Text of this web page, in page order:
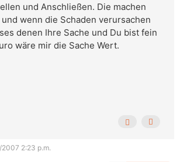
und Anschließen. Die machen
wenn die Schaden verursachen
denen Ihre Sache und Du bist fein
wäre mir die Sache Wert.
2:23 p.m.